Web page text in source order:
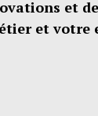
et
et votre